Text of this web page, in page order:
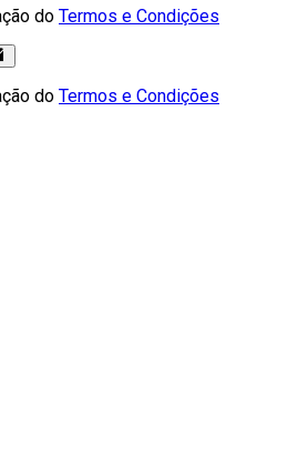
do Termos e Condições
do Termos e Condições